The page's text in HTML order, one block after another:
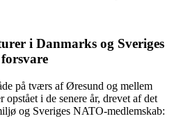
i Danmarks og Sveriges
på tværs af Øresund og mellem
opstået i de senere år, drevet af det
og Sveriges NATO-medlemskab: